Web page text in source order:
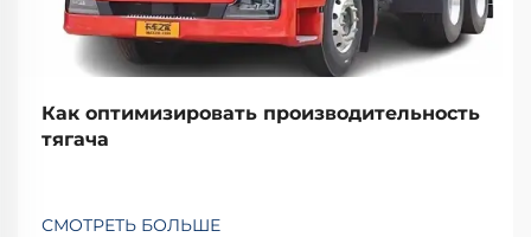
Как оптимизировать производительность
тягача
СМОТРЕТЬ БОЛЬШЕ